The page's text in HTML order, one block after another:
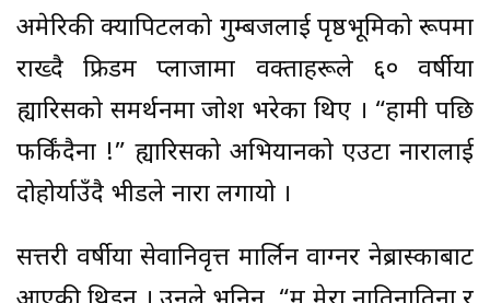
अमेरिकी क्यापिटलको गुम्बजलाई पृष्ठभूमिको रूपमा
राख्दै फ्रिडम प्लाजामा वक्ताहरूले ६० वर्षीया
ह्यारिसको समर्थनमा जोश भरेका थिए । “हामी पछि
फर्किंदैनौँ !” ह्यारिसको अभियानको एउटा नारालाई
दोहोर्याउँदै भीडले नारा लगायो ।
सत्तरी वर्षीया सेवानिवृत्त मार्लिन वाग्नर नेब्रास्काबाट